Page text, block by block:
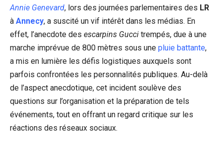
Annie Genevard, lors des journées parlementaires des LR
à Annecy, a suscité un vif intérêt dans les médias. En
effet, l’anecdote des escarpins Gucci trempés, due à une
marche imprévue de 800 mètres sous une pluie battante,
a mis en lumière les défis logistiques auxquels sont
parfois confrontées les personnalités publiques. Au-delà
de l’aspect anecdotique, cet incident soulève des
questions sur l’organisation et la préparation de tels
événements, tout en offrant un regard critique sur les
réactions des réseaux sociaux.